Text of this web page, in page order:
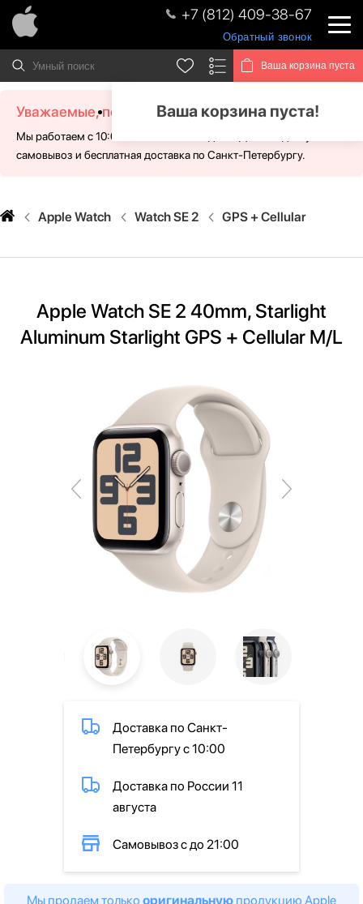
+7 (812) 409-38-67
Обратный звонок
Ваша корзина пуста
Ваша корзина пуста!
Уважаемые, посетители!
Мы работаем с 10:00 - 21:00 без выходных. Для Вас доступен
самовывоз и бесплатная доставка по Санкт-Петербургу.
Apple Watch Watch SE 2 GPS + Cellular
Apple Watch SE 2 40mm, Starlight
Aluminum Starlight GPS + Cellular M/L
Доставка по Санкт-
Петербургу с 10:00
Доставка по России 11
августа
Самовывоз с до 21:00
Мы продаем только оригинальную продукцию Apple